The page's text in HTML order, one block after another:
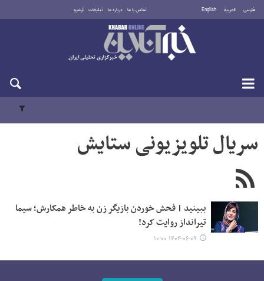
فارسی العربية English تماس با ما درباره ما تبلیغات آرشیو
شنبه ۱۷ مرداد ۱۴۰۵
سریال تلویزیونی ستایش
ببینید | فحش خوردن بازیگر زن به خاطر همکارش؛ سیما
تیرانداز روایت کرد!
۱۴۰۴-۰۶-۰۹ ۱۰:۰۰